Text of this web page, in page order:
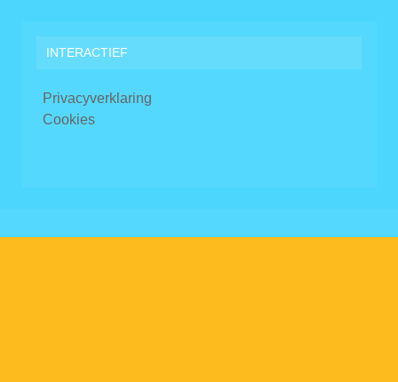
INTERACTIEF
Privacyverklaring
Cookies